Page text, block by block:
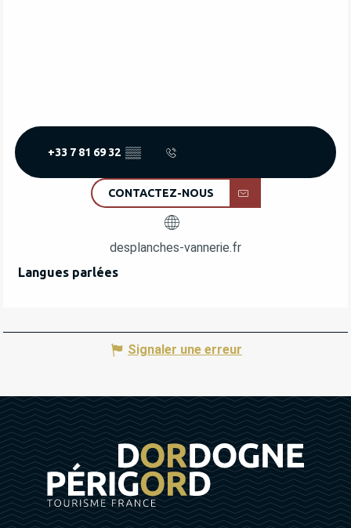
+33 7 81 69 32 ▒▒
CONTACTEZ-NOUS
desplanches-vannerie.fr
Langues parlées
Langues parlées
Signaler une erreur